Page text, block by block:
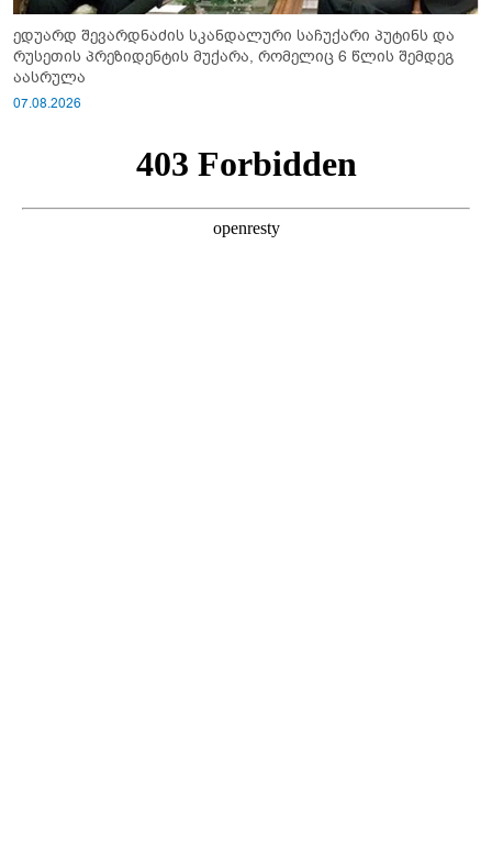
ედუარდ შევარდნაძის სკანდალური საჩუქარი პუტინს და
რუსეთის პრეზიდენტის მუქარა, რომელიც 6 წლის შემდეგ
აასრულა
07.08.2026